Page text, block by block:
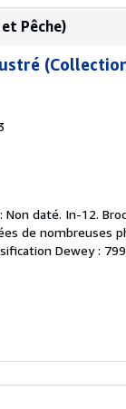
Pêche)
daté. In-12.
de nombreuses
Dewey :